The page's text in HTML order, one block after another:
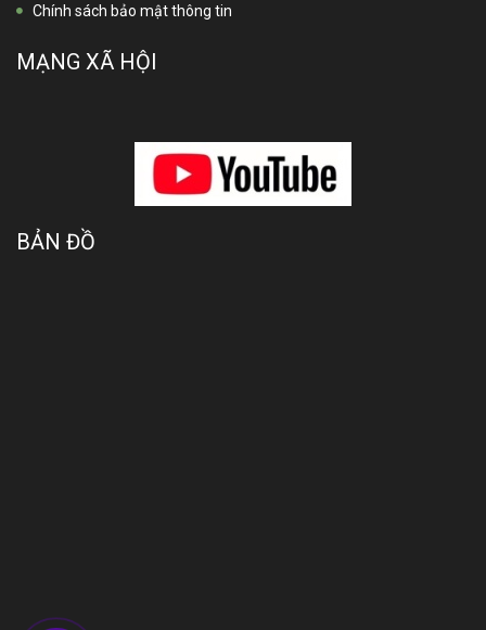
Chính sách bảo mật thông tin
MẠNG XÃ HỘI
BẢN ĐỒ